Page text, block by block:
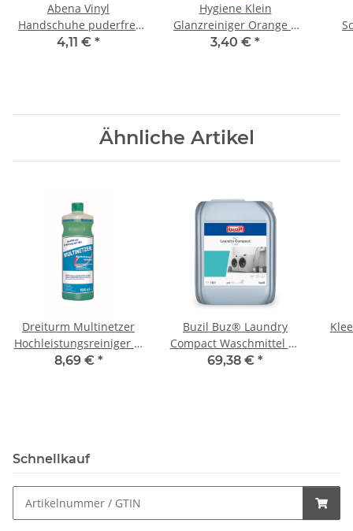
Abena Vinyl
Handschuhe puderfrei
100 Stück/Box L
4,11 € *
Hygiene Klein
Glanzreiniger Orange 1
l/ Flasche
3,40 € *
Ähnliche Artikel
Dreiturm Multinetzer
Hochleistungsreiniger 1l
/Flasche
8,69 € *
Buzil Buz® Laundry
Compact Waschmittel 10
Liter
69,38 € *
Schnellkauf